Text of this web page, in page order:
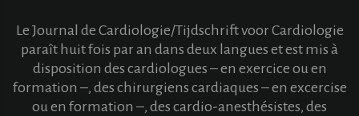
Le Journal de Cardiologie/Tijdschrift voor Cardiologie
paraît huit fois par an dans deux langues et est mis à
disposition des cardiologues – en exercice ou en
formation –, des chirurgiens cardiaques – en excercise
ou en formation –, des cardio-anesthésistes, des